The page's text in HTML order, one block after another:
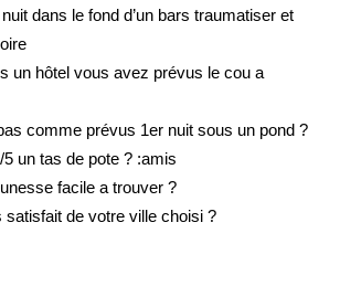
dans le fond d’un bars traumatiser et
un hôtel vous avez prévus le cou a
comme prévus 1er nuit sous un pond ?
un tas de pote ? :amis
facile a trouver ?
satisfait de votre ville choisi ?